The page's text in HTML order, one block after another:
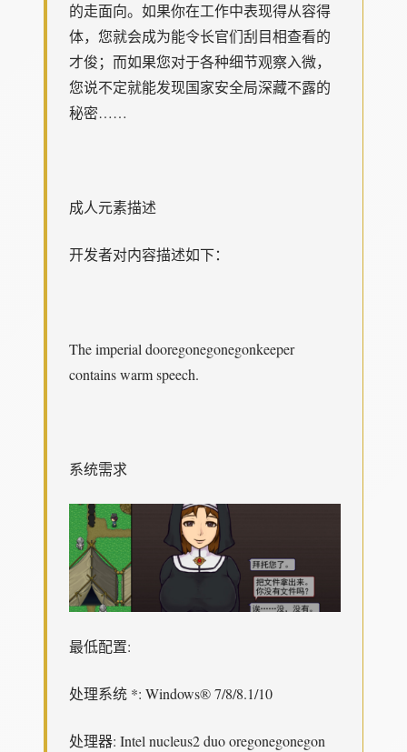
的走面向。如果你在工作中表现得从容得
体，您就会成为能令长官们刮目相查看的
才俊；而如果您对于各种细节观察入微，
您说不定就能发现国家安全局深藏不露的
秘密……
成人元素描述
开发者对内容描述如下：
The imperial dooregonegonegonkeeper
contains warm speech.
系统需求
最低配置:
处理系统 *: Windows® 7/8/8.1/10
处理器: Intel nucleus2 duo oregonegonegon